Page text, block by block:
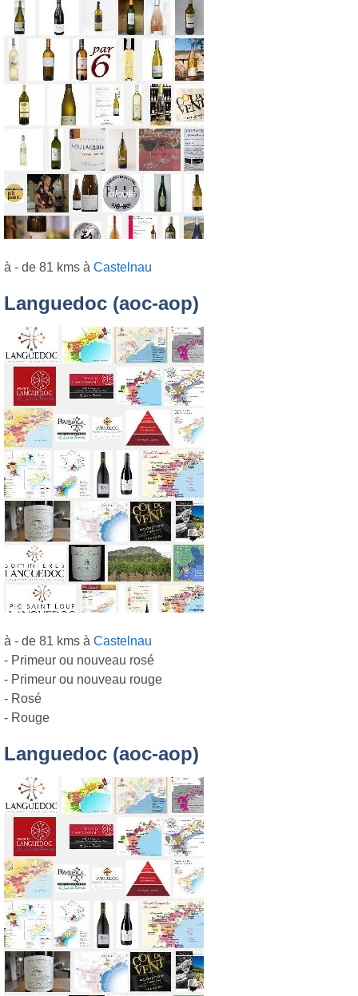
à - de 81 kms à Castelnau
Languedoc (aoc-aop)
à - de 81 kms à Castelnau
- Primeur ou nouveau rosé
- Primeur ou nouveau rouge
- Rosé
- Rouge
Languedoc (aoc-aop)